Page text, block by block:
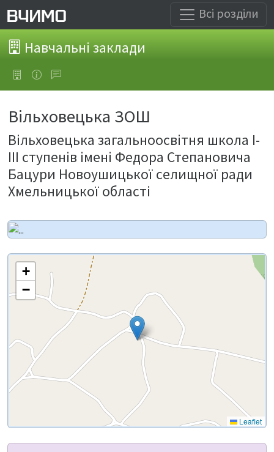
Всі розділи
Навчальні заклади
Вільховецька ЗОШ
Вільховецька загальноосвітня школа І-
ІІІ ступенів імені Федора Степановича
Бацури Новоушицької селищної ради
Хмельницької області
+
−
Leaflet